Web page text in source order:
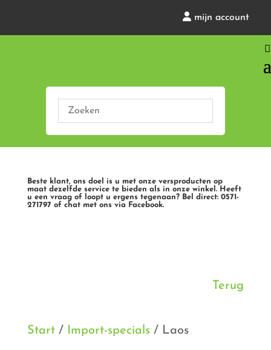
mijn account
Beste klant, ons doel is u met onze versproducten op
maat dezelfde service te bieden als in onze winkel. Heeft
u een vraag of loopt u ergens tegenaan? Bel direct: 0571-
271797 of chat met ons via Facebook.
Terug
Start/ Import-specials/ Laos